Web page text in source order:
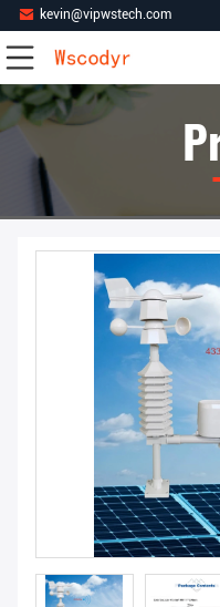
kevin@vipwstech.com